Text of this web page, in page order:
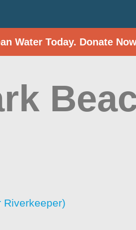
Water Today. Donate
Riverkeeper)